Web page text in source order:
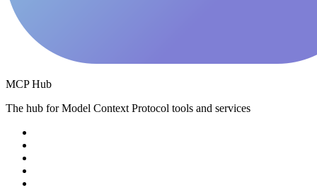
MCP Hub
The hub for Model Context Protocol tools and services